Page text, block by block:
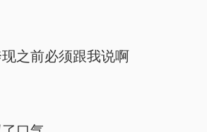
之前必须跟我说啊